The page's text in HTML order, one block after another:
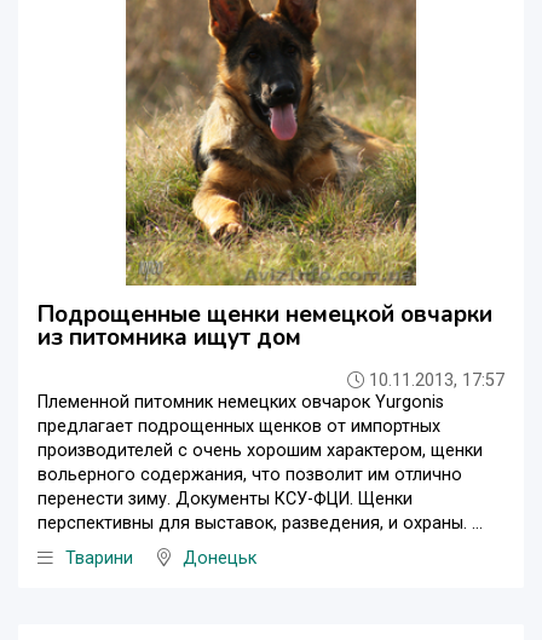
Подрощенные щенки немецкой овчарки
из питомника ищут дом
10.11.2013, 17:57
Племенной питомник немецких овчарок Yurgonis
предлагает подрощенных щенков от импортных
производителей с очень хорошим характером, щенки
вольерного содержания, что позволит им отлично
перенести зиму. Документы КСУ-ФЦИ. Щенки
перспективны для выставок, разведения, и охраны. ...
Тварини
Донецьк